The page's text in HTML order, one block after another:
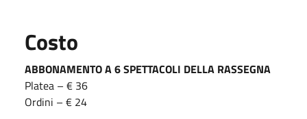
Costo
ABBONAMENTO A 6 SPETTACOLI DELLA RASSEGNA
Platea – € 36
Ordini – € 24